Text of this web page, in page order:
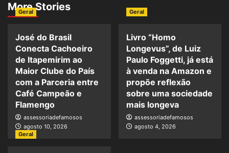
More Stories
Geral
José do Brasil
Conecta Cachoeiro
de Itapemirim ao
Maior Clube do País
com a Parceria entre
Café Campeão e
Flamengo
assessoriadefamosos
agosto 10, 2026
Geral
Livro “Homo
Longevus”, de Luiz
Paulo Foggetti, já está
à venda na Amazon e
propõe reflexão
sobre uma sociedade
mais longeva
assessoriadefamosos
agosto 4, 2026
Geral